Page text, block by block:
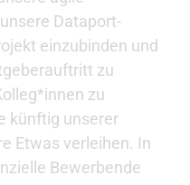
Dataport-
einzubinden und
zu
zu
künftig unserer
Etwas verleihen. In
Bewerbende